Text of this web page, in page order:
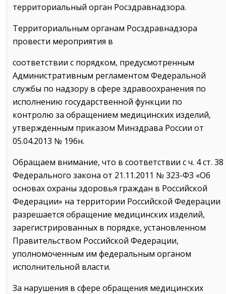
территориальный орган Росздравнадзора.
Территориальным органам Росздравнадзора
провести мероприятия в
соответствии с порядком, предусмотренным
Административным регламентом Федеральной
службы по надзору в сфере здравоохранения по
исполнению государственной функции по
контролю за обращением медицинских изделий,
утвержденным приказом Минздрава России от
05.04.2013 № 196н.
Обращаем внимание, что в соответствии с ч. 4 ст. 38
Федерального закона от 21.11.2011 № 323-ФЗ «Об
основах охраны здоровья граждан в Российской
Федерации» на территории Российской Федерации
разрешается обращение медицинских изделий,
зарегистрированных в порядке, установленном
Правительством Российской Федерации,
уполномоченным им федеральным органом
исполнительной власти.
За нарушения в сфере обращения медицинских